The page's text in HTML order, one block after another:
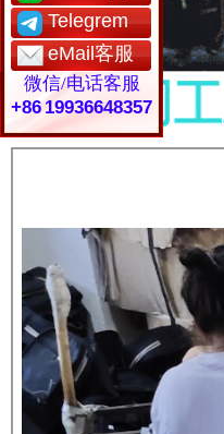
Telegrem
eMail客服
微信/电话客服
+86 19936648357